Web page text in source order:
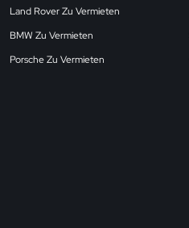
Land Rover Zu Vermieten
BMW Zu Vermieten
Porsche Zu Vermieten